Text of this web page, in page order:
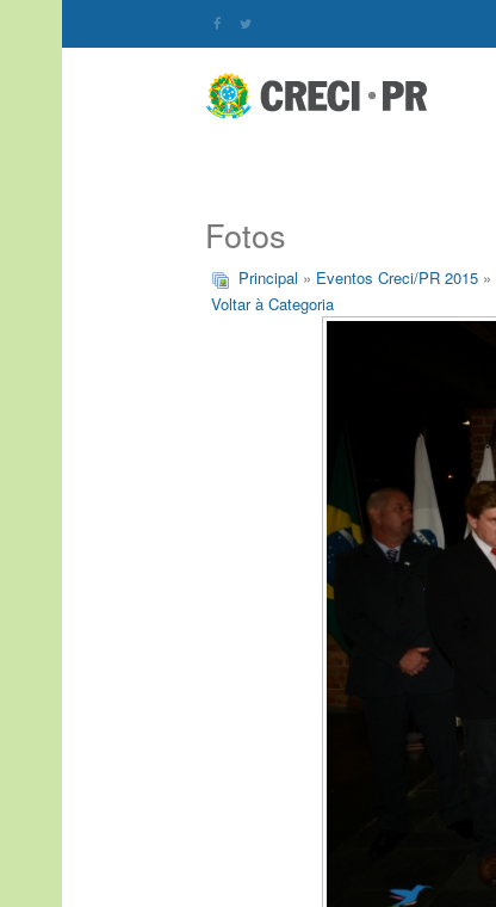
Fotos
Principal » Eventos Creci/PR 2015 »
Voltar à Categoria